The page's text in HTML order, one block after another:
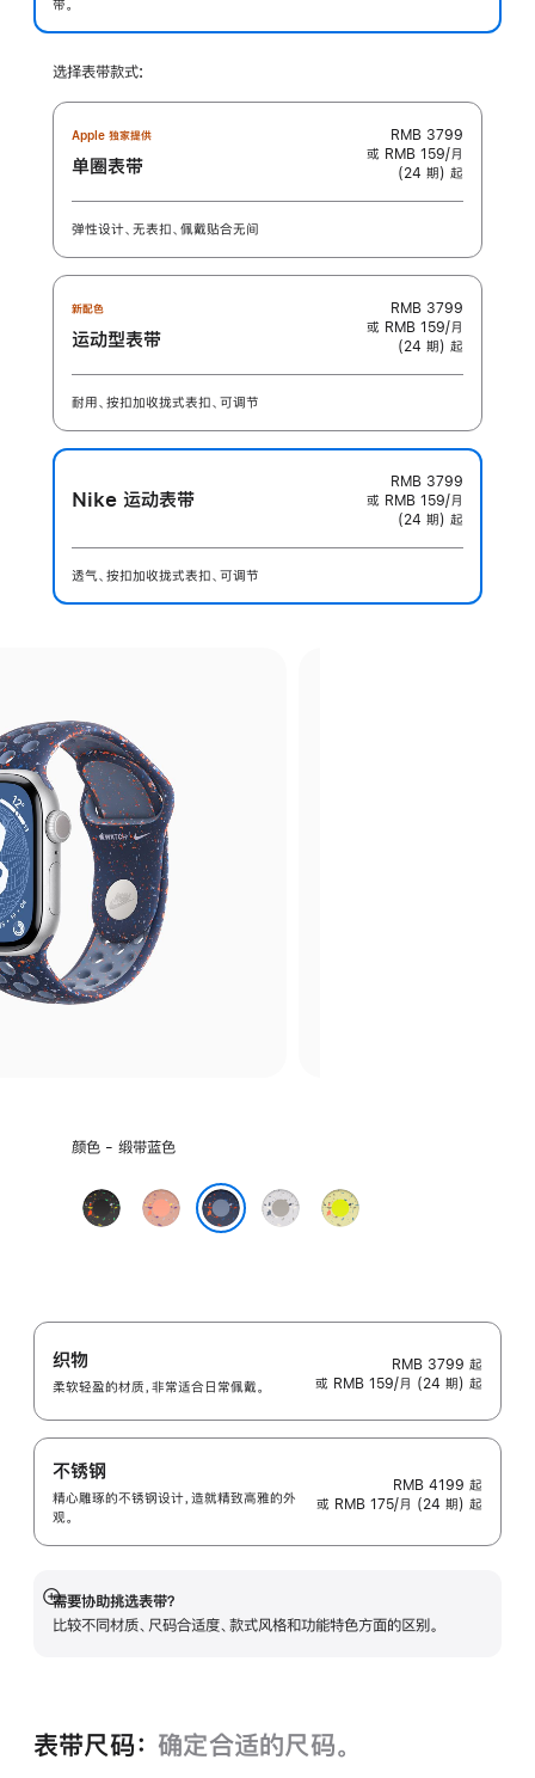
带。
选择表带款式:
Apple 独家提供
单圈表带
RMB 3799
或 RMB 159/月
(24 期) 起
弹性设计、无表扣、佩戴贴合无间
新配色
运动型表带
RMB 3799
或 RMB 159/月
(24 期) 起
耐用、按扣加收拢式表扣、可调节
Nike 运动表带
RMB 3799
或 RMB 159/月
(24 期) 起
透气、按扣加收拢式表扣、可调节
选
色:
颜色 - 缎带蓝色
午
夜
山
霞
朦
胧
荧
光
织物
柔软轻盈的材质，非常适合日常佩戴。
RMB 3799 起
或 RMB 159/月 (24 期) 起
不锈钢
精心雕琢的不锈钢设计，造就精致高雅的外
观。
RMB 4199 起
或 RMB 175/月 (24 期) 起
需要协助挑选表带？
比较不同材质、尺码合适度、款式风格和功能特色方面的区别。
展
开
表带尺码： 确定合适的尺码。